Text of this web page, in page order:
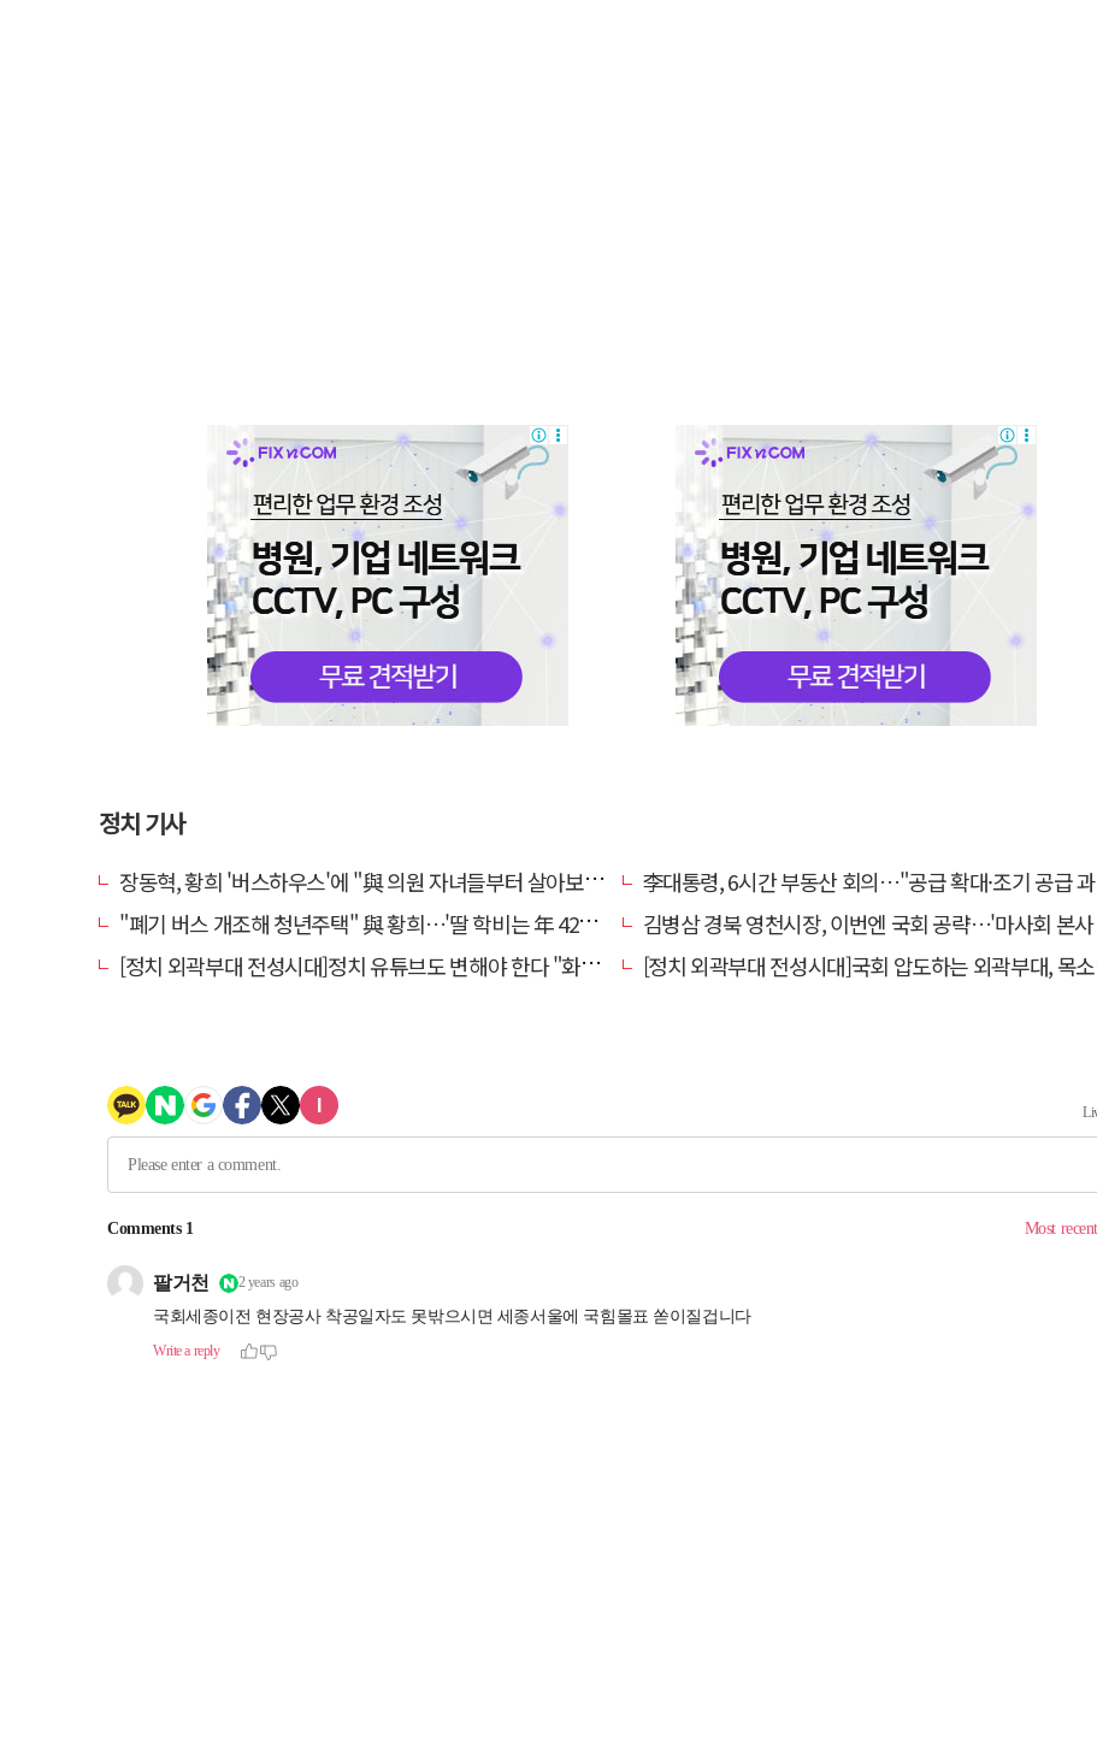
정치 기사
장동혁, 황희 '버스하우스'에 "與 의원 자녀들부터 살아보면 어떨까?"
李대통령, 6시간 부동산 회의…"공급 확대·조기 공급 과감히 실천"
"폐기 버스 개조해 청년주택" 與 황희…'딸 학비는 年 4200만원'
김병삼 경북 영천시장, 이번엔 국회 공략…'마사회 본사 이전·광역교통망 확충' 요청
[정치 외곽부대 전성시대]정치 유튜브도 변해야 한다 "화합과 존중"
[정치 외곽부대 전성시대]국회 압도하는 외곽부대, 목소리 왜 커지나?